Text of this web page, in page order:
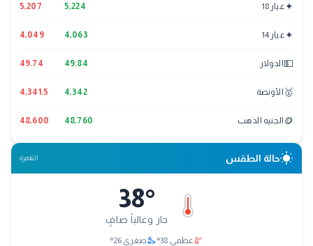
✦عيار 18 5,224
5,207
✦عيار 14 4,063
4,049
💵 الدولار 49.84
49.74
🥇 الأونصة 4,342
4,341.5
🪙 الجنيه الذهب 48,760
48,600
wb_sunnyحالة الطقس القاهرة
38°
حار وغالباً صافٍ
thermostatعظمى 38
°
nights_stayصغرى 26
°